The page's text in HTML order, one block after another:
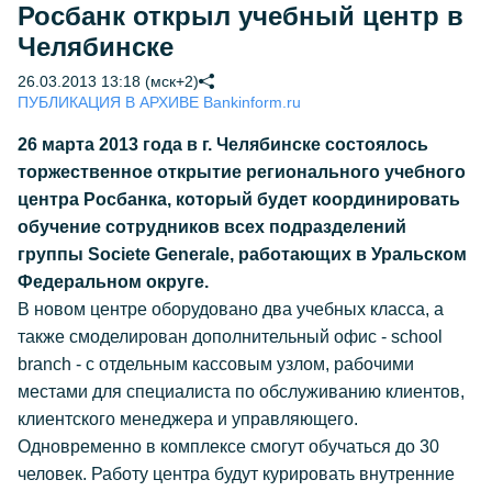
Росбанк открыл учебный центр в
Челябинске
26.03.2013 13:18 (мск+2)
ПУБЛИКАЦИЯ В АРХИВЕ Bankinform.ru
26 марта 2013 года в г. Челябинске состоялось
торжественное открытие регионального учебного
центра Росбанка, который будет координировать
обучение сотрудников всех подразделений
группы Societe Generale, работающих в Уральском
Федеральном округе.
В новом центре оборудовано два учебных класса, а
также смоделирован дополнительный офис - school
branch - с отдельным кассовым узлом, рабочими
местами для специалиста по обслуживанию клиентов,
клиентского менеджера и управляющего.
Одновременно в комплексе смогут обучаться до 30
человек. Работу центра будут курировать внутренние